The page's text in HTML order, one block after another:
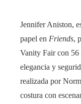
Jennifer Aniston,
papel en Friends,
Vanity Fair con 56
elegancia y
realizada por
costura con